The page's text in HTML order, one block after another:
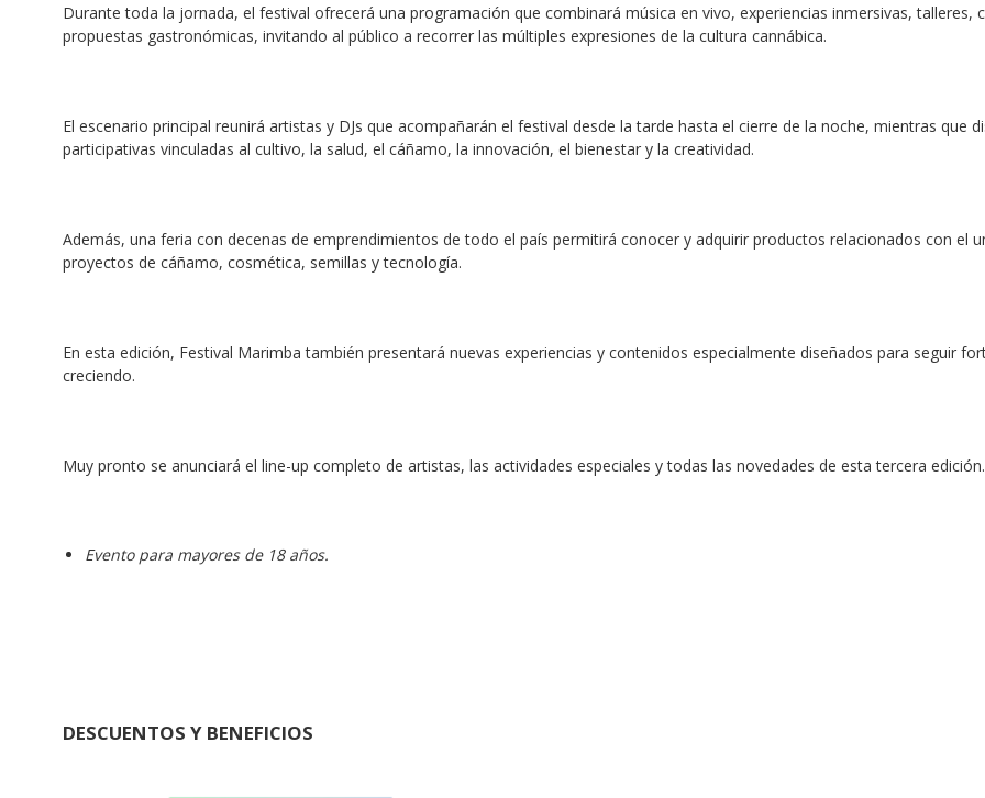
Durante toda la jornada, el festival ofrecerá una programación que combinará música en vivo, experiencias inmersivas,
propuestas gastronómicas, invitando al público a recorrer las múltiples expresiones de la cultura cannábica.
El escenario principal reunirá artistas y DJs que acompañarán el festival desde la tarde hasta el cierre de la noche, mientras que
participativas vinculadas al cultivo, la salud, el cáñamo, la innovación, el bienestar y la creatividad.
Además, una feria con decenas de emprendimientos de todo el país permitirá conocer y adquirir productos relacionados con el
proyectos de cáñamo, cosmética, semillas y tecnología.
En esta edición, Festival Marimba también presentará nuevas experiencias y contenidos especialmente diseñados para seguir
creciendo.
Muy pronto se anunciará el line-up completo de artistas, las actividades especiales y todas las novedades de esta tercera edición.
Evento para mayores de 18 años.
DESCUENTOS Y BENEFICIOS